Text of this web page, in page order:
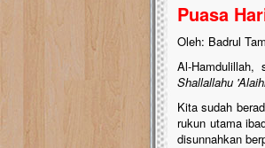
Puasa
Oleh: Badrul
Al-
Shallallahu
Kita sudah
rukun utama
disunnahkan